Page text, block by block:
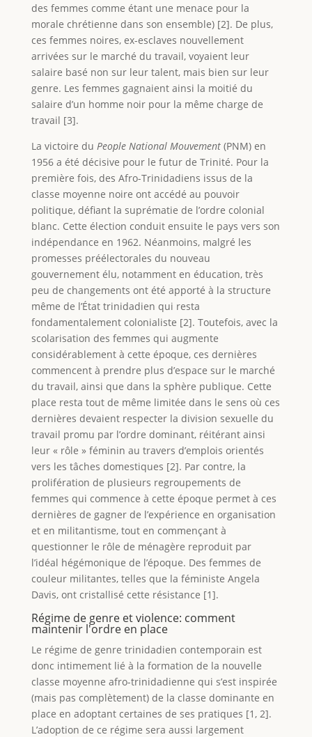
des femmes comme étant une menace pour la
morale chrétienne dans son ensemble) [2]. De plus,
ces femmes noires, ex-esclaves nouvellement
arrivées sur le marché du travail, voyaient leur
salaire basé non sur leur talent, mais bien sur leur
genre. Les femmes gagnaient ainsi la moitié du
salaire d’un homme noir pour la même charge de
travail [3].
La victoire du People National Mouvement(PNM) en
1956 a été décisive pour le futur de Trinité. Pour la
première fois, des Afro-Trinidadiens issus de la
classe moyenne noire ont accédé au pouvoir
politique, défiant la suprématie de l’ordre colonial
blanc. Cette élection conduit ensuite le pays vers son
indépendance en 1962. Néanmoins, malgré les
promesses préélectorales du nouveau
gouvernement élu, notamment en éducation, très
peu de changements ont été apporté à la structure
même de l’État trinidadien qui resta
fondamentalement colonialiste [2]. Toutefois, avec la
scolarisation des femmes qui augmente
considérablement à cette époque, ces dernières
commencent à prendre plus d’espace sur le marché
du travail, ainsi que dans la sphère publique. Cette
place resta tout de même limitée dans le sens où ces
dernières devaient respecter la division sexuelle du
travail promu par l’ordre dominant, réitérant ainsi
leur « rôle » féminin au travers d’emplois orientés
vers les tâches domestiques [2]. Par contre, la
prolifération de plusieurs regroupements de
femmes qui commence à cette époque permet à ces
dernières de gagner de l’expérience en organisation
et en militantisme, tout en commençant à
questionner le rôle de ménagère reproduit par
l’idéal hégémonique de l’époque. Des femmes de
couleur militantes, telles que la féministe Angela
Davis, ont cristallisé cette résistance [1].
Régime de genre et violence: comment
maintenir l'ordre en place
Le régime de genre trinidadien contemporain est
donc intimement lié à la formation de la nouvelle
classe moyenne afro-trinidadienne qui s’est inspirée
(mais pas complètement) de la classe dominante en
place en adoptant certaines de ses pratiques [1, 2].
L’adoption de ce régime sera aussi largement